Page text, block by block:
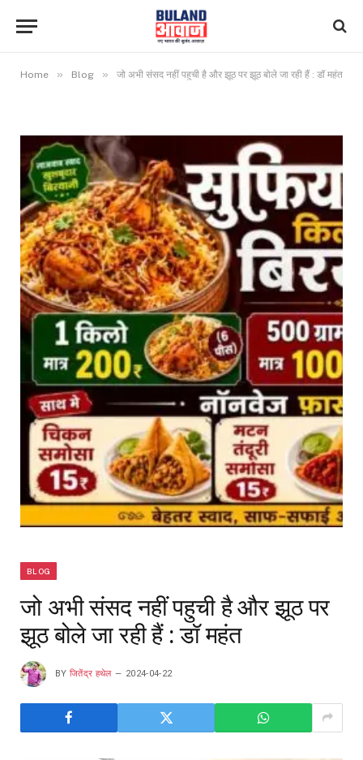
Home » Blog » जो अभी संसद नहीं पहुची है और झूठ पर झूठ बोले जा रही हैं : डॉ महंत
BLOG
जो अभी संसद नहीं पहुची है और झूठ पर
झूठ बोले जा रही हैं : डॉ महंत
BY जितेंद्र हथेल 2024-04-22